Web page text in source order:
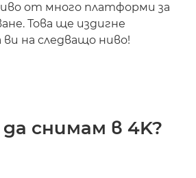
от много платформи за
Това ще издигне
на следващо ниво!
снимам в 4K?